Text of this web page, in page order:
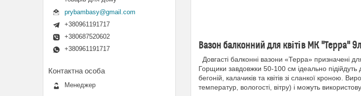
Вазон балконний для квітів МК "Терра"
Довгасті балконні вазони «Терра» призначені
Горщики завдовжки 50-100 см ідеально підійдуть
бегоній, калачиків та квітів зі сланкої кроною.
температур, вологості, вітру) і можуть
prybambasy@gmail.com
+380961191717
+380687520602
+380961191717
Менеджер